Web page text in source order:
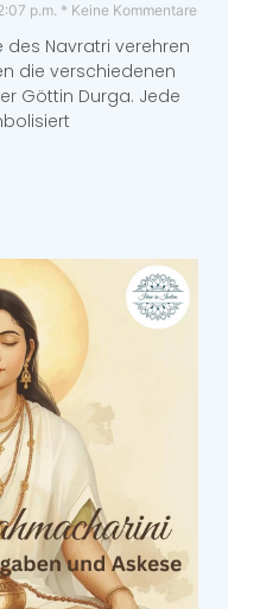
p.m. Keine Kommentare
Navratri verehren
die verschiedenen
Göttin Durga. Jede